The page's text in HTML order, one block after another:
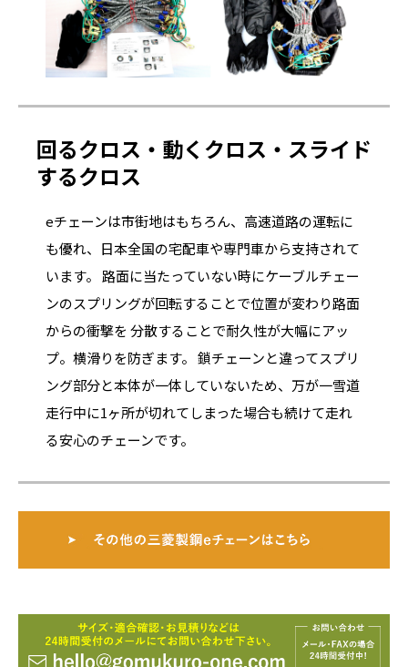
回るクロス・動くクロス・スライド
するクロス
eチェーンは市街地はもちろん、高速道路の運転に
も優れ、日本全国の宅配車や専門車から支持されて
います。 路面に当たっていない時にケーブルチェー
ンのスプリングが回転することで位置が変わり路面
からの衝撃を 分散することで耐久性が大幅にアッ
プ。横滑りを防ぎます。 鎖チェーンと違ってスプリ
ング部分と本体が一体していないため、万が一雪道
走行中に1ヶ所が切れてしまった場合も続けて走れ
る安心のチェーンです。